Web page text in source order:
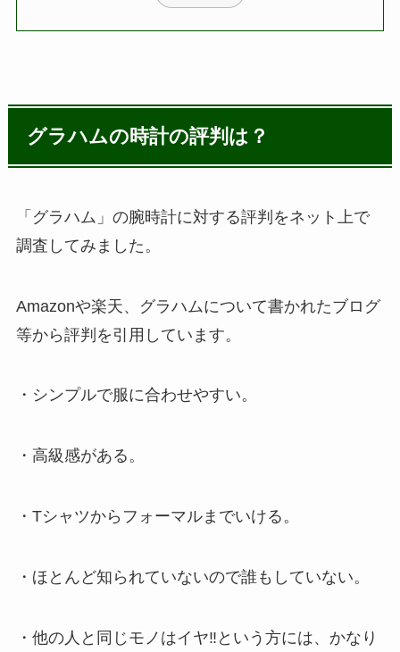
グラハムの時計の評判は？
「グラハム」の腕時計に対する評判をネット上で
調査してみました。
Amazonや楽天、グラハムについて書かれたブログ
等から評判を引用しています。
・シンプルで服に合わせやすい。
・高級感がある。
・Tシャツからフォーマルまでいける。
・ほとんど知られていないので誰もしていない。
・他の人と同じモノはイヤ‼という方には、かなり